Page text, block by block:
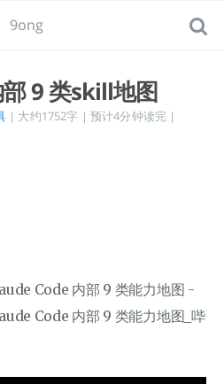
9ong
9 类skill地图
| 大约1752字 | 预计4分钟读完 |
Code 内部 9 类能力地图 -
Code 内部 9 类能力地图_哔